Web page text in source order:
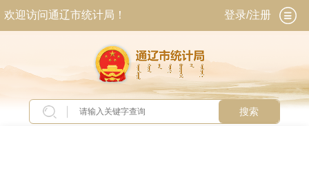
欢迎访问通辽市统计局！ 登录/注册
搜索